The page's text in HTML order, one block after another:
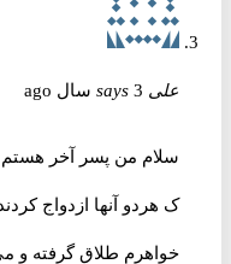
علی says 3 سال ago
سلام من پسر آخر هستم و یک
ک هردو آنها ازدواج کردند
خواهرم طلاق گرفته و